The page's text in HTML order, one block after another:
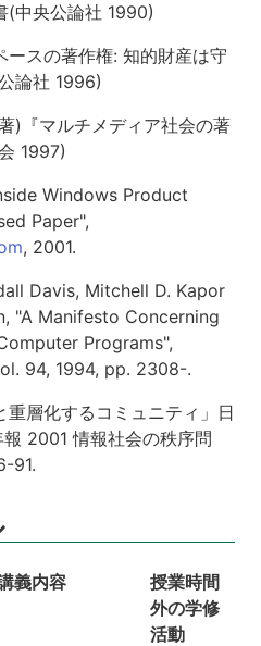
(中央公論社 1990)
スの著作権: 知的財産は守
論社 1996)
)『マルチメディア社会の著
1997)
Windows Product
Paper",
, 2001.
Davis, Mitchell D. Kapor
"A Manifesto Concerning
Programs",
94, 1994, pp. 2308-.
層化するコミュニティ」日
2001 情報社会の秩序問
91.
義内容
授業時間
外の学修
活動